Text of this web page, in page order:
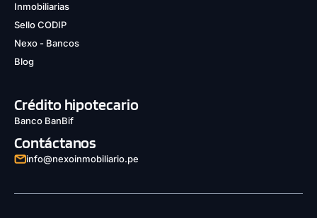
Inmobiliarias
Sello CODIP
Nexo - Bancos
Blog
Crédito hipotecario
Banco BanBif
Contáctanos
info@nexoinmobiliario.pe